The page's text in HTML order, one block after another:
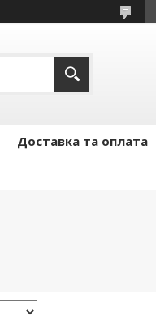
Доставка та оплата